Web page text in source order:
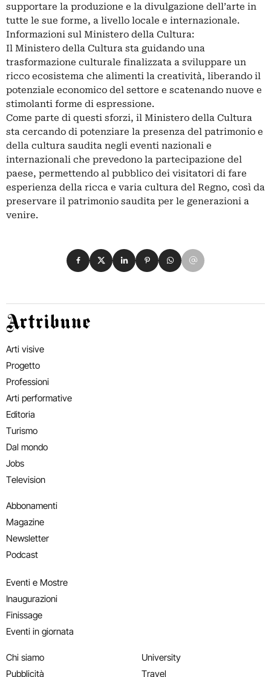
supportare la produzione e la divulgazione dell’arte in
tutte le sue forme, a livello locale e internazionale.
Informazioni sul Ministero della Cultura:
Il Ministero della Cultura sta guidando una
trasformazione culturale finalizzata a sviluppare un
ricco ecosistema che alimenti la creatività, liberando il
potenziale economico del settore e scatenando nuove e
stimolanti forme di espressione.
Come parte di questi sforzi, il Ministero della Cultura
sta cercando di potenziare la presenza del patrimonio e
della cultura saudita negli eventi nazionali e
internazionali che prevedono la partecipazione del
paese, permettendo al pubblico dei visitatori di fare
esperienza della ricca e varia cultura del Regno, così da
preservare il patrimonio saudita per le generazioni a
venire.
Condividi su Facebook
Condividi su X
Condividi su LinkedIn
Condividi su Pinterest
Condividi su WhatsApp
Condividi su Email
Artribune
Arti visive
Progetto
Professioni
Arti performative
Editoria
Turismo
Dal mondo
Jobs
Television
Abbonamenti
Magazine
Newsletter
Podcast
Eventi e Mostre
Inaugurazioni
Finissage
Eventi in giornata
Chi siamo
Pubblicità
University
Travel